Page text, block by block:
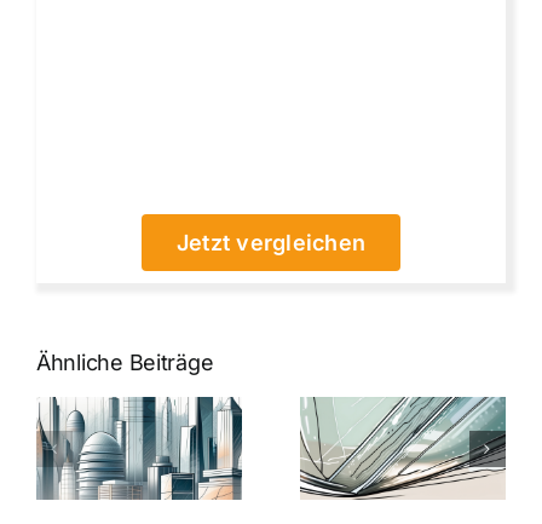
Jetzt vergleichen
Ähnliche Beiträge
5 Gründe,
warum
Nanoversiegelung
auf Glas
7
Expertentipps
für maximale